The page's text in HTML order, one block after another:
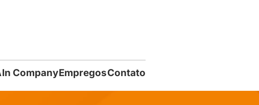
In CompanyEmpregosContato